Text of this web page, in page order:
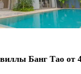
Банг Тао от